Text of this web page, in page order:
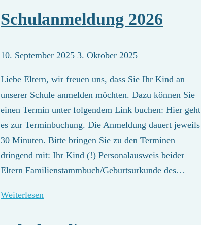
Schulanmeldung 2026
10. September 2025 3. Oktober 2025
Liebe Eltern, wir freuen uns, dass Sie Ihr Kind an
unserer Schule anmelden möchten. Dazu können Sie
einen Termin unter folgendem Link buchen: Hier geht
es zur Terminbuchung. Die Anmeldung dauert jeweils
30 Minuten. Bitte bringen Sie zu den Terminen
dringend mit: Ihr Kind (!) Personalausweis beider
Eltern Familienstammbuch/Geburtsurkunde des…
Weiterlesen